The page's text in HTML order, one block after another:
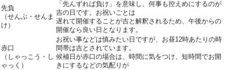
先負
（せんぶ・せんま
け）
「先んずれば負け」を意味し、何事も控えめにするのが
吉の日です。お祝いごとは
遅れて開催することが吉と解釈されるため、午後からの
開催なら良い日となります。
赤口
（しゃっこう・し
ゃっく）
お祝い事などは慎みたい日ですが、お昼12時あたりの時
間帯は吉とされています。
候補日が赤口の場合は、時間に気をつけ、短時間でお開
きにするなどの気配りが